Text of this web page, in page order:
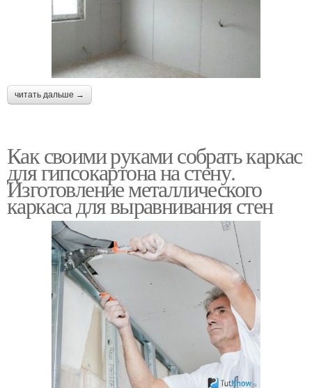
читать дальше →
Как своими руками собрать каркас
для гипсокартона на стену.
Изготовление металлического
каркаса для выравнивания стен